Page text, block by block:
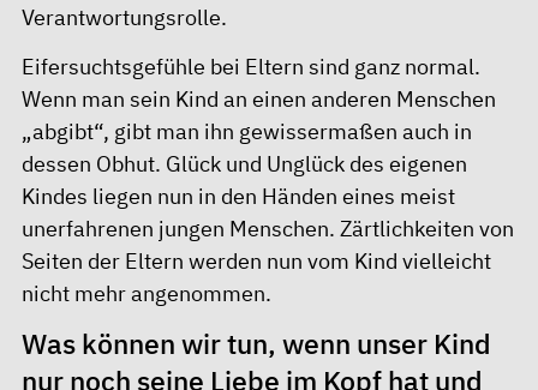
Verantwortungsrolle.
Eifersuchtsgefühle bei Eltern sind ganz normal.
Wenn man sein Kind an einen anderen Menschen
„abgibt“, gibt man ihn gewissermaßen auch in
dessen Obhut. Glück und Unglück des eigenen
Kindes liegen nun in den Händen eines meist
unerfahrenen jungen Menschen. Zärtlichkeiten von
Seiten der Eltern werden nun vom Kind vielleicht
nicht mehr angenommen.
Was können wir tun, wenn unser Kind
nur noch seine Liebe im Kopf hat und